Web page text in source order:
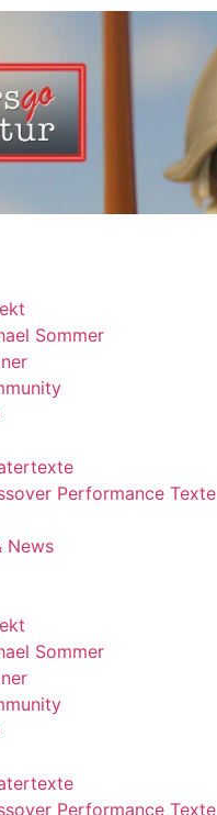
Sommer
Performance Texte
News
Sommer
Performance Texte